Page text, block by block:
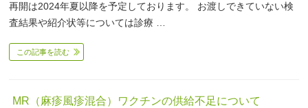
再開は2024年夏以降を予定しております。 お渡しできていない検
査結果や紹介状等については診療 …
この記事を読む
MR（麻疹風疹混合）ワクチンの供給不足について